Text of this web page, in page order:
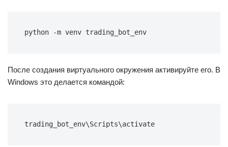
python -m venv trading_bot_env
После создания виртуального окружения активируйте его. В
Windows это делается командой:
trading_bot_env\Scripts\activate